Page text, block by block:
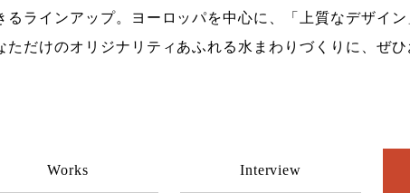
るラインアップ。ヨーロッパを中心に、「上質なデザイ
だけのオリジナリティあふれる水まわりづくりに、ぜひ
Works Interview